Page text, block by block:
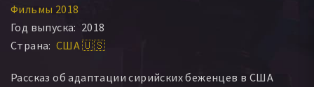
Фильмы 2018
Год выпуска: 2018
Страна: США 🇺🇸
Рассказ об адаптации сирийских беженцев в США